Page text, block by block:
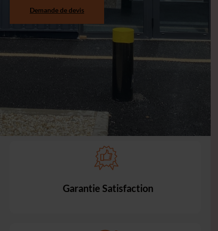
Demande de devis
Garantie Satisfaction